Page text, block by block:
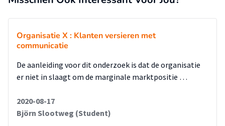
Organisatie X : Klanten versieren met
communicatie
De aanleiding voor dit onderzoek is dat de organisatie
er niet in slaagt om de marginale marktpositie …
2020-08-17
Björn Slootweg (Student)